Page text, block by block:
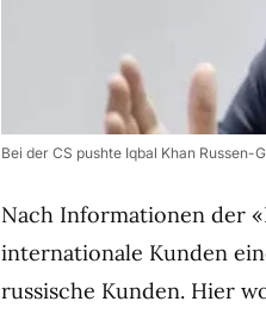
Bei der CS pushte Iqbal Khan Russen-
Nach Informationen der
internationale Kunden
russische Kunden. Hier